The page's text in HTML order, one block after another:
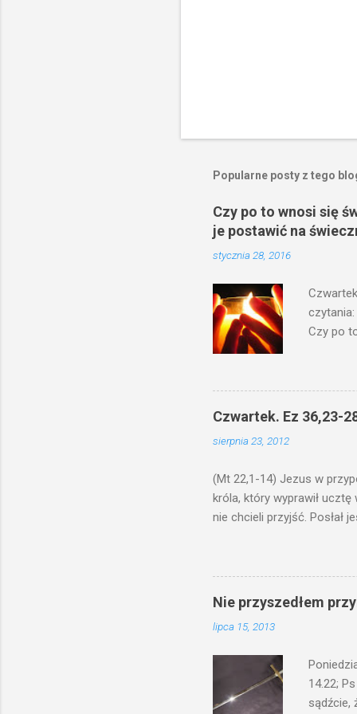
Popularne posty z tego
Czy po to wnosi się
je postawić na
stycznia 28, 2016
czytania:
Czy po
niechaj
ma. W
by je
Czwartek. Ez 36,23-
sierpnia 23, 2012
(Mt 22,1-14) Jezus w
króla, który wyprawił ucztę
nie chcieli przyjść. Posłał
swoje pole, drugi do
gniewem. Posłał swe
wprawdzie jest gotowa,
których spotkacie. Słudzy
biesiadnikami. Wszedł król,
Nie przyszedłem
lipca 15, 2013
14.22;
sądźcie,